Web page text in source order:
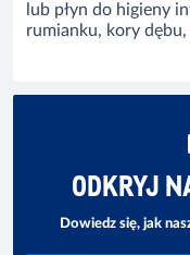
lub płyn do higieny
rumianku, kory
ODKRYJ
Dowiedz się, jak